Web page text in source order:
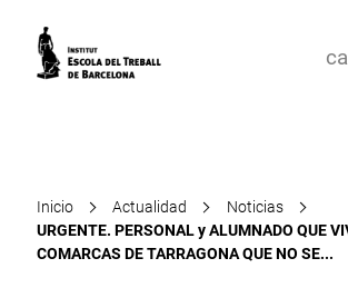
ca
Inicio Actualidad
Noticias
URGENTE. PERSONAL y ALUMNADO QUE
COMARCAS DE TARRAGONA QUE NO SE...